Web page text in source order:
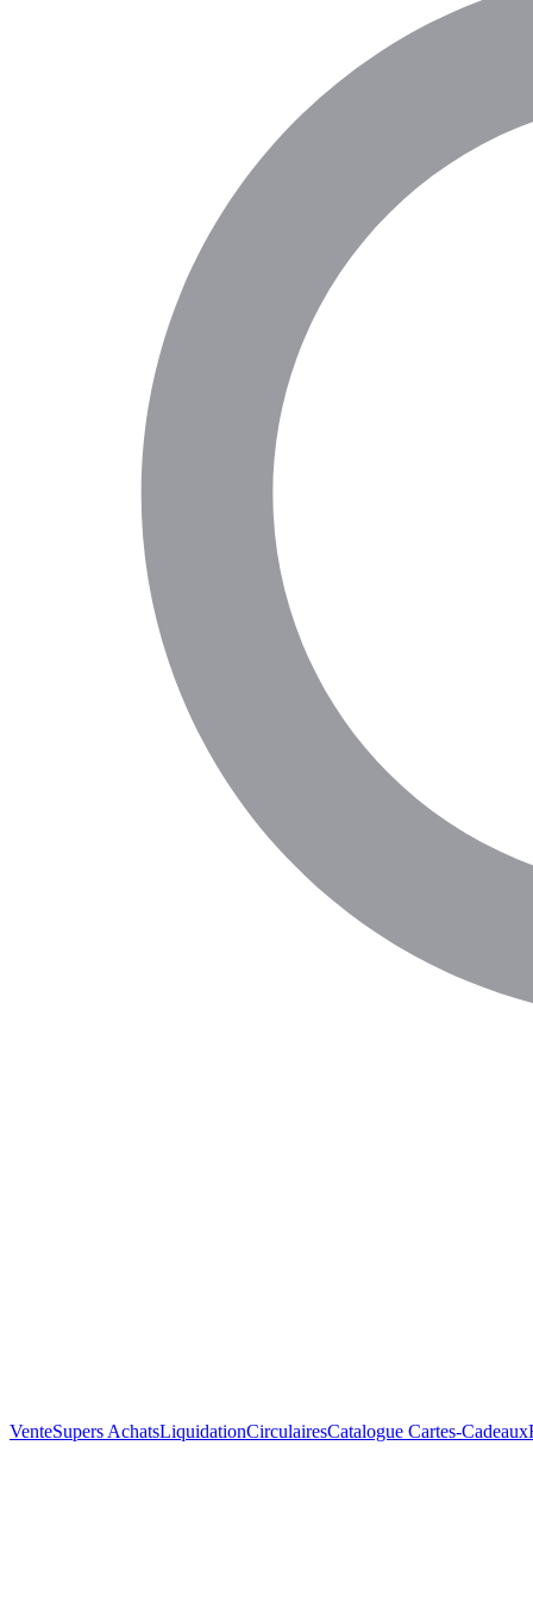
VenteSupers AchatsLiquidationCirculairesCatalogue Cartes-Cadeaux